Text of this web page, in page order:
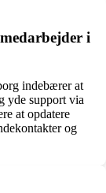
i
indebærer at
yde support via
at opdatere
og